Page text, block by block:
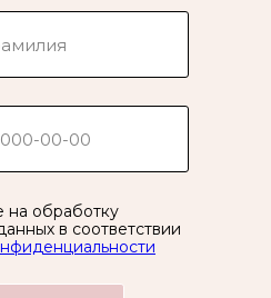
на обработку
в соответствии